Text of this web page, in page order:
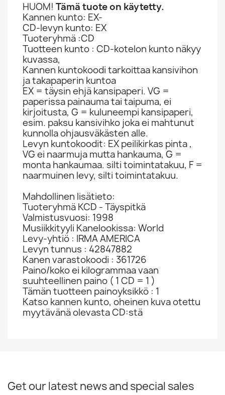
HUOM! Tämä tuote on käytetty.
Kannen kunto: EX-
CD-levyn kunto: EX
Tuoteryhmä :CD
Tuotteen kunto : CD-kotelon kunto näkyy
kuvassa,
Kannen kuntokoodi tarkoittaa kansivihon
ja takapaperin kuntoa
EX = täysin ehjä kansipaperi. VG =
paperissa painauma tai taipuma, ei
kirjoitusta, G = kuluneempi kansipaperi,
esim. paksu kansivihko joka ei mahtunut
kunnolla ohjausväkästen alle.
Levyn kuntokoodit: EX peilikirkas pinta ,
VG ei naarmuja mutta hankauma, G =
monta hankaumaa. silti toimintatakuu, F =
naarmuinen levy, silti toimintatakuu.
Mahdollinen lisätieto:
Tuoteryhmä KCD - Täyspitkä
Valmistusvuosi: 1998
Musiikkityyli Kanelookissa: World
Levy-yhtiö : IRMA AMERICA
Levyn tunnus : 42847882
Kanen varastokoodi : 361726
Paino/koko ei kilogrammaa vaan
suuhteellinen paino ( 1 CD = 1 )
Tämän tuotteen painoyksikkö : 1
Katso kannen kunto, oheinen kuva otettu
myytävänä olevasta CD:stä
Get our latest news and special sales